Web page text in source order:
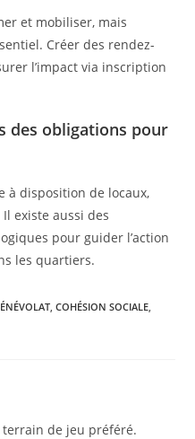
et mobiliser, mais
Créer des rendez-
l’impact via inscription
des obligations pour
à disposition de locaux,
existe aussi des
pour guider l’action
les quartiers.
COHÉSION SOCIALE
terrain de jeu préféré.